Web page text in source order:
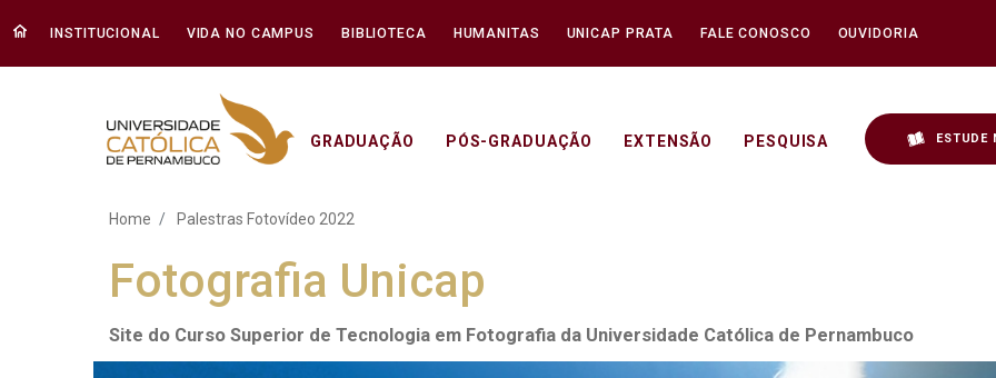
INSTITUCIONAL VIDA NO CAMPUS BIBLIOTECA HUMANITAS UNICAP PRATA FALE CONOSCO OUVIDORIA
GRADUAÇÃO PÓS-GRADUAÇÃO EXTENSÃO PESQUISA ESTUDE
Palestras Fotovídeo 2022 - Unicap
Home Palestras Fotovídeo 2022
Fotografia Unicap
Site do Curso Superior de Tecnologia em Fotografia da Universidade Católica de Pernambuco